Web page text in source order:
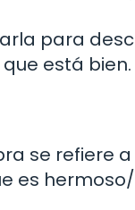
para
está bien.
se refiere
es